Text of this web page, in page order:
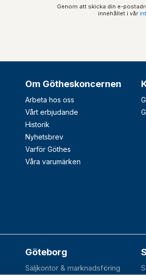
Genom att skicka din e-
innehållet i vår
Om Götheskoncernen
Arbeta hos oss
Vårt erbjudande
Historik
Nyhetsbrev
Varför Göthes
Våra varumärken
Göteborg
Säljkontor & marknadsföring